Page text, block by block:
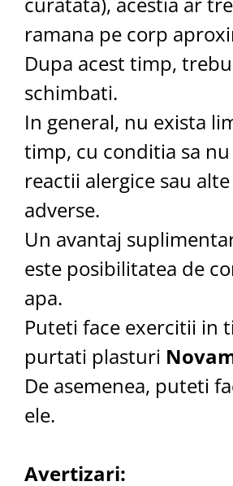
ramana pe corp
Dupa acest timp,
schimbati.
In general, nu exista
timp, cu conditia sa
reactii alergice sau
adverse.
Un avantaj
este posibilitatea de
apa.
Puteti face exercitii in
purtati plasturi
De asemenea, puteti
ele.
Avertizari: